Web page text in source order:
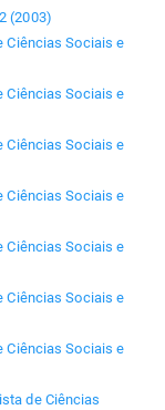
(2003)
Ciências Sociais e
Ciências Sociais e
Ciências Sociais e
Ciências Sociais e
Ciências Sociais e
Ciências Sociais e
Ciências Sociais e
de Ciências